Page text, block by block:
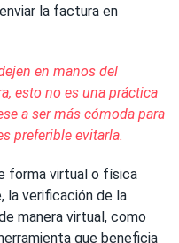
la factura en
en manos del
esto no es una práctica
a ser más cómoda para
preferible evitarla.
forma virtual o física
la verificación de la
manera virtual, como
que beneficia